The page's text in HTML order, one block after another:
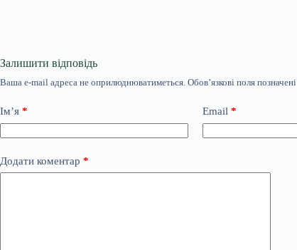
Залишити відповідь
Ваша e-mail адреса не оприлюднюватиметься. Обов’язкові поля позначені
Ім’я * Email *
Додати коментар *